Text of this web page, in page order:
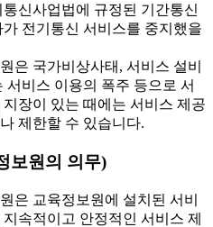
통신사업법에 규정된 기간통신
전기통신 서비스를 중지했을
은 국가비상사태, 서비스 설비
서비스 이용의 폭주 등으로 서
장이 있는 때에는 서비스 제공
제한할 수 있습니다.
보원의 의무)
은 교육정보원에 설치된 서비
속적이고 안정적인 서비스 제